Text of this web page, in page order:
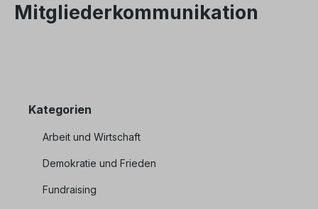
Mitgliederkommunikation
Kategorien
Arbeit und Wirtschaft
Demokratie und Frieden
Fundraising